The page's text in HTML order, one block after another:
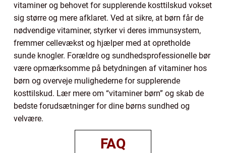
vitaminer og behovet for supplerende kosttilskud vokset
sig større og mere afklaret. Ved at sikre, at børn får de
nødvendige vitaminer, styrker vi deres immunsystem,
fremmer cellevækst og hjælper med at opretholde
sunde knogler. Forældre og sundhedsprofessionelle bør
være opmærksomme på betydningen af vitaminer hos
børn og overveje mulighederne for supplerende
kosttilskud. Lær mere om “vitaminer børn” og skab de
bedste forudsætninger for dine børns sundhed og
velvære.
FAQ